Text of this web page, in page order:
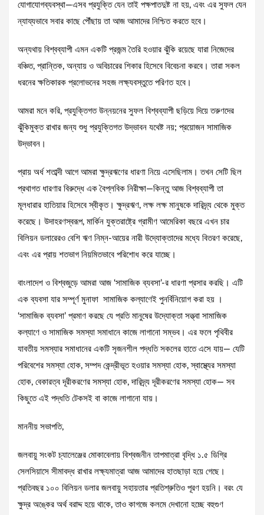
যোগাযোগব্যবস্থা—এসব প্রযুক্তি যেন তাই পক্ষপাতদুষ্ট না হয়, এবং এর সুফল যেন
ন্যায্যভাবে সবার কাছে পৌঁছায় তা আজ আমাদের নিশ্চিত করতে হবে।
অন্যথায় বিশ্বব্যাপী এমন একটি প্রজন্ম তৈরি হওয়ার ঝুঁকি রয়েছে যারা নিজেদের
বঞ্চিত, প্রান্তিক, অন্যায় ও অবিচারের শিকার হিসেবে বিবেচনা করবে। তারা সকল
ধরনের ক্ষতিকারক প্রলোভনের সহজ লক্ষ্যবস্তুতে পরিণত হবে।
আমরা মনে করি, প্রযুক্তিগত উন্নয়নের সুফল বিশ্বব্যাপী ছড়িয়ে দিয়ে তরুণদের
ঝুঁকিমুক্ত রাখার জন্য শুধু প্রযুক্তিগত উদ্ভাবন যথেষ্ট নয়; প্রয়োজন সামাজিক
উদ্ভাবন।
প্রায় অর্ধ শতাব্দী আগে আমরা ক্ষুদ্রঋণের ধারণা নিয়ে এসেছিলাম। তখন সেটি ছিল
প্রথাগত ধারণার বিরুদ্ধে এক বৈপ্লবিক নিরীক্ষা—কিন্তু আজ বিশ্বব্যাপী তা
মূলধারার হাতিয়ার হিসেবে স্বীকৃত। ক্ষুদ্রঋণ, লক্ষ লক্ষ মানুষকে দারিদ্র্য থেকে মুক্ত
করেছে। উদাহরণস্বরূপ, মার্কিন যুক্তরাষ্ট্রে গ্রামীণ আমেরিকা বছরে এখন চার
বিলিয়ন ডলারেরও বেশি ঋণ নিম্ন-আয়ের নারী উদ্যোক্তাদের মধ্যে বিতরণ করেছে,
এবং এর প্রায় শতভাগ নিয়মিতভাবে পরিশোধ করে যাচ্ছে।
বাংলাদেশ ও বিশ্বজুড়ে আমরা আজ ‘সামাজিক ব্যবসা’-র ধারণা প্রসার করছি। এটি
এক ব্যবসা যার সম্পূর্ণ মুনাফা সামাজিক কল্যাণেই পুনর্বিনিয়োগ করা হয় ।
‘সামাজিক ব্যবসা’ প্রমাণ করছে যে প্রতি মানুষের উদ্যোক্তা সত্ত্বা সামাজিক
কল্যাণে ও সামাজিক সমস্যা সমাধানে কাজে লাগানো সম্ভব। এর ফলে পৃথিবীর
যাবতীয় সমস্যার সমাধানের একটি সৃজনশীল পদ্ধতি সকলের হাতে এসে যায়— যেটি
পরিবেশের সমস্যা হোক, সম্পদ কেন্দ্রীভূত হওয়ার সমস্যা হোক, স্বাস্থ্যের সমস্যা
হোক, বেকারত্ব দূরীকরণের সমস্যা হোক, দারিদ্র্য দূরীকরণের সমস্যা হোক— সব
কিছুতে এই পদ্ধতি টেকসই বা কাজে লাগানো যায়।
মাননীয় সভাপতি,
জলবায়ু সংকট চ্যালেঞ্জের মোকাবেলায় বিশ্বজনীন তাপমাত্রা বৃদ্ধি ১.৫ ডিগ্রি
সেলসিয়াসে সীমাবদ্ধ রাখার লক্ষ্যমাত্রা আজ আমাদের হাতছাড়া হয়ে গেছে।
প্রতিবছর ১০০ বিলিয়ন ডলার জলবায়ু সহায়তার প্রতিশ্রুতিও পূরণ হয়নি। বরং যে
ক্ষুদ্র অঙ্কের অর্থ বরাদ্দ হয়ে থাকে, তাও কাগজে কলমে দেখানো হচ্ছে বহুগুণ